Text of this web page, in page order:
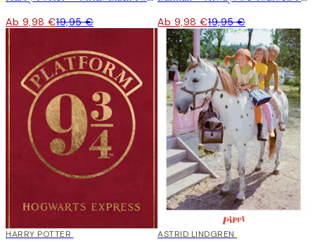
Ab 9,98 €19,95 € Ab 9,98 €19,95 €
50%*
HARRY POTTER 50%*
ASTRID LINDGREN